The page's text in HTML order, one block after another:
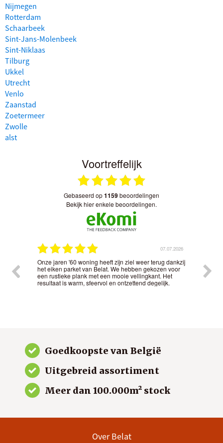
Nijmegen
Rotterdam
Schaarbeek
Sint-Jans-Molenbeek
Sint-Niklaas
Tilburg
Ukkel
Utrecht
Venlo
Zaanstad
Zoetermeer
Zwolle
alst
Voortreffelijk
gebaseerd op1159beoordelingen
bekijk hier enkele beoordelingen.
07.07.2026
Onze jaren '60 woning heeft zijn ziel weer terug dankzij
het eiken parket van Belat. We hebben gekozen voor
een rustieke plank met een mooie vellingkant. Het
resultaat is warm, sfeervol en ontzettend degelijk.
Goedkoopste van België
Uitgebreid assortiment
Meer dan 100.000m² stock
Over Belat